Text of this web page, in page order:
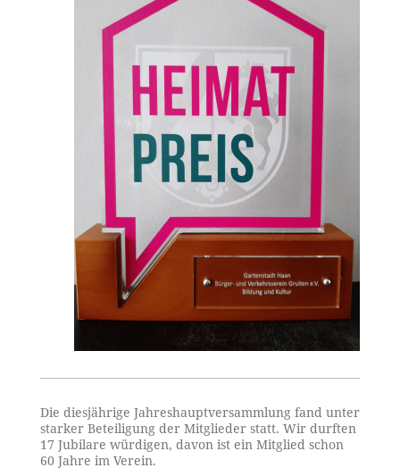
Die diesjährige Jahreshauptversammlung fand unter
starker Beteiligung der Mitglieder statt. Wir durften
17 Jubilare würdigen, davon ist ein Mitglied schon
60 Jahre im Verein.